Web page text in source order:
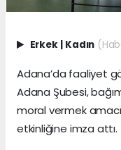
Erkek Kadın
Adana’da faaliyet
Adana Şubesi,
moral vermek
etkinliğine imza attı.